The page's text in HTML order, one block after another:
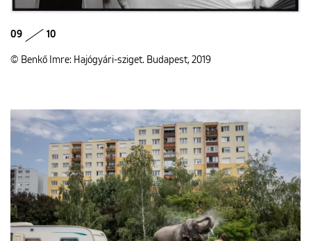
09 10
© Benkő Imre: Hajógyári-sziget. Budapest, 2019